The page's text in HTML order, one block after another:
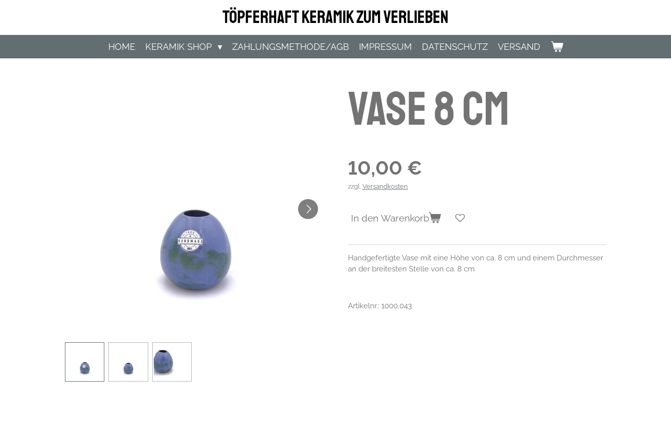
Töpferhaft Keramik zum Verlieben
HOME KERAMIK SHOP ZAHLUNGSMETHODE/AGB IMPRESSUM DATENSCHUTZ VERSAND
Vase 8 cm
10,00 €
zzgl. Versandkosten
In den Warenkorb
Handgefertigte Vase mit eine Höhe von ca. 8 cm und einem Durchmesser
an der breitesten Stelle von ca. 8 cm
Artikelnr.: 1000.043